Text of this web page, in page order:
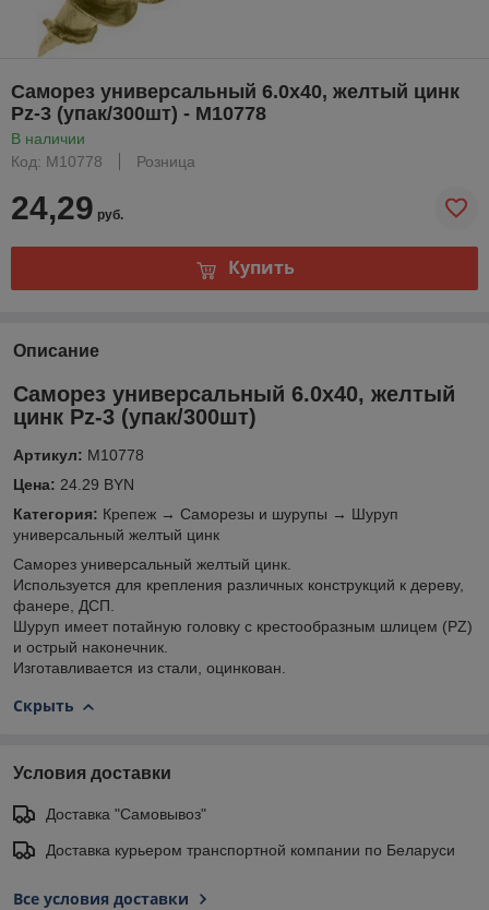
Саморез универсальный 6.0х40, желтый цинк
Pz-3 (упак/300шт) - M10778
В наличии
Код: M10778
Розница
24,29 руб.
Купить
Описание
Саморез универсальный 6.0х40, желтый
цинк Pz-3 (упак/300шт)
Артикул: M10778
Цена: 24.29 BYN
Категория: Крепеж → Саморезы и шурупы → Шуруп
универсальный желтый цинк
Саморез универсальный желтый цинк.
Используется для крепления различных конструкций к дереву,
фанере, ДСП.
Шуруп имеет потайную головку с крестообразным шлицем (PZ)
и острый наконечник.
Изготавливается из стали, оцинкован.
Скрыть
Условия доставки
Доставка "Самовывоз"
Доставка курьером транспортной компании по Беларуси
Все условия доставки